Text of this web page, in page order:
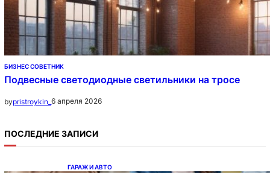
БИЗНЕС СОВЕТНИК
Подвесные светодиодные светильники на тросе
bypristroykin_ 6 апреля 2026
ПОСЛЕДНИЕ ЗАПИСИ
ГАРАЖ И АВТО